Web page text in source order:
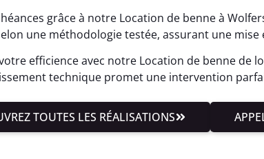
grâce à notre Location de benne à
une méthodologie testée, assurant une
efficience avec notre Location de benne de
technique promet une intervention
TOUTES LES RÉALISATIONS